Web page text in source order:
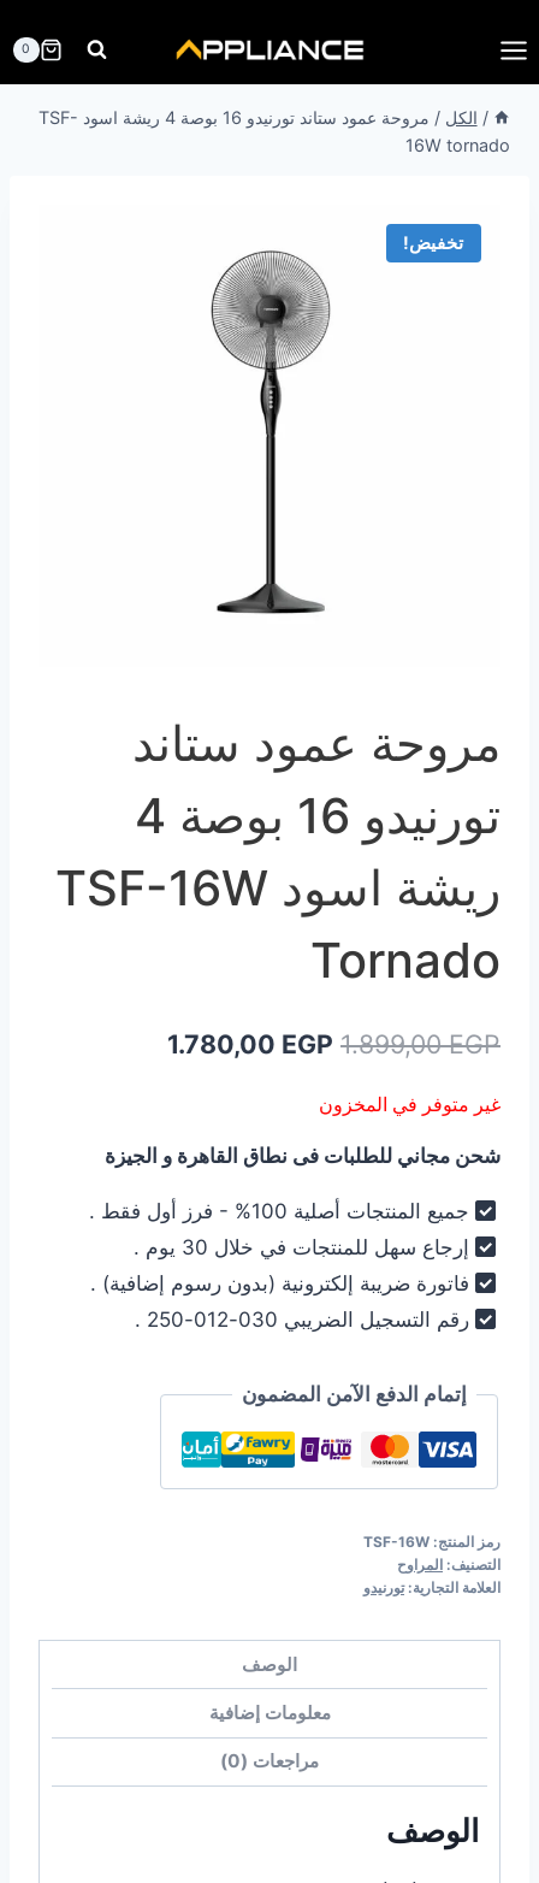
إلى
المحتوى
0
/ الكل /
مروحة عمود ستاند تورنيدو 16 بوصة 4 ريشة اسود TSF-
16W tornado
تخفيض!
مروحة عمود ستاند
تورنيدو 16 بوصة 4
ريشة اسود TSF-16W
Tornado
1.899,00EGP
السعر
هو:
1.899,00 EGP.
1.780,00 EGP
1.780,00 EGP.
غير متوفر في المخزون
شحن مجاني للطلبات فى نطاق القاهرة و الجيزة
جميع المنتجات أصلية 100% - فرز أول فقط .
إرجاع سهل للمنتجات في خلال 30 يوم .
فاتورة ضريبة إلكترونية (بدون رسوم إضافية) .
رقم التسجيل الضريبي 030-012-250 .
إتمام الدفع الآمن المضمون
رمز المنتج: TSF-16W
التصنيف: المراوح
العلامة التجارية:تورنيدو
الوصف
معلومات إضافية
مراجعات (0)
الوصف